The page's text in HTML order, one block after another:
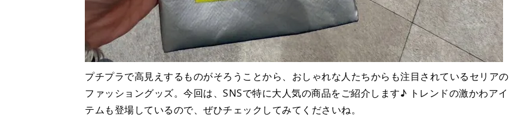
プチプラで高見えするものがそろうことから、おしゃれな人たちからも注目されているセリアの
ファッショングッズ。今回は、SNSで特に大人気の商品をご紹介します♪ トレンドの激かわアイ
テムも登場しているので、ぜひチェックしてみてくださいね。